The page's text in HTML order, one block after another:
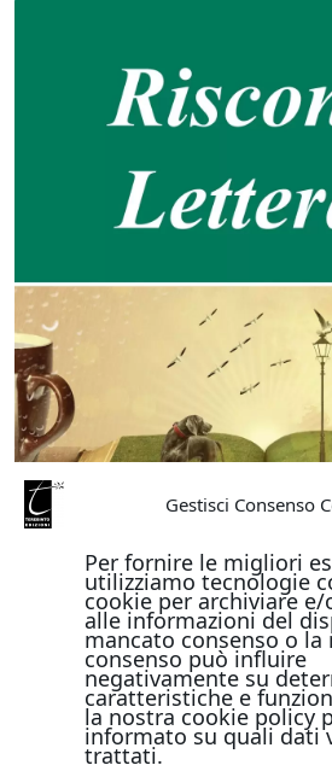
Gestisci Consenso
Per fornire le migliori
utilizziamo tecnologie
cookie per archiviare e/
alle informazioni del
mancato consenso o la
consenso può influire
negativamente su
caratteristiche e
la nostra cookie policy
informato su quali dati
trattati.